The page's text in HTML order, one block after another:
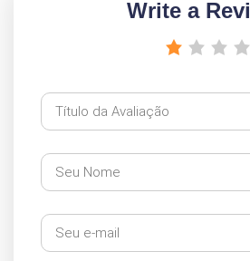
Write a